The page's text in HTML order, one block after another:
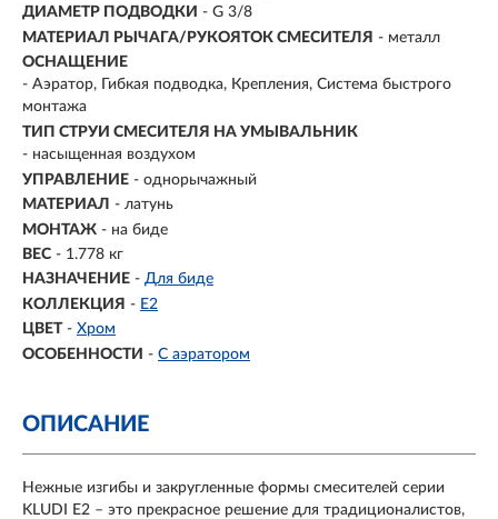
ДИАМЕТР ПОДВОДКИ - G 3/8
МАТЕРИАЛ РЫЧАГА/РУКОЯТОК СМЕСИТЕЛЯ - металл
ОСНАЩЕНИЕ
- Аэратор, Гибкая подводка, Крепления, Система быстрого
монтажа
ТИП СТРУИ СМЕСИТЕЛЯ НА УМЫВАЛЬНИК
- насыщенная воздухом
УПРАВЛЕНИЕ - однорычажный
МАТЕРИАЛ - латунь
МОНТАЖ - на биде
ВЕС - 1.778 кг
НАЗНАЧЕНИЕ - Для биде
КОЛЛЕКЦИЯ - E2
ЦВЕТ - Хром
ОСОБЕННОСТИ - С аэратором
ОПИСАНИЕ
Нежные изгибы и закругленные формы смесителей серии
KLUDI E2 – это прекрасное решение для традиционалистов,